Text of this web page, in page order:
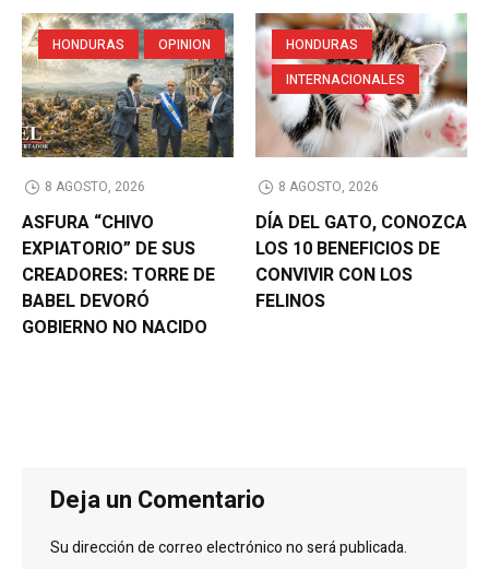
HONDURAS OPINION
8 AGOSTO, 2026
ASFURA “CHIVO
EXPIATORIO” DE SUS
CREADORES: TORRE DE
BABEL DEVORÓ
GOBIERNO NO NACIDO
HONDURAS
INTERNACIONALES
8 AGOSTO, 2026
DÍA DEL GATO, CONOZCA
LOS 10 BENEFICIOS DE
CONVIVIR CON LOS
FELINOS
Deja un Comentario
Su dirección de correo electrónico no será publicada.